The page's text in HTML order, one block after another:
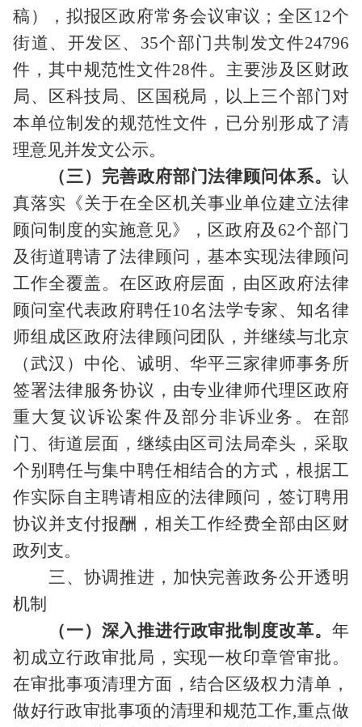
稿），拟报区政府常务会议审议；全区12个
街道、开发区、 35个部门共制发文件24796
件，其中规范性文件28件。主要涉及区财政
局、区科技局、区国税局，以上三个部门对
本单位制发的规范性文件，已分别形成了清
理意见并发文公示。
（三）完善政府部门法律顾问体系。 认
真落实《关于在全区机关事业单位建立法律
顾问制度的实施意见》，区政府及 62个部门
及街道聘请了法律顾问，基本实现法律顾问
工作全覆盖。在区政府层面，由区政府法律
顾问室代表政府聘任10名法学专家、知名律
师组成区政府法律顾问团队，并继续与北京
（武汉）中伦、诚明、华平三家律师事务所
签署法律服务协议，由专业律师代理区政府
重大复议诉讼案件及部分非诉业务。在部
门、街道层面，继续由区司法局牵头，采取
个别聘任与集中聘任相结合的方式，根据工
作实际自主聘请相应的法律顾问，签订聘用
协议并支付报酬，相关工作经费全部由区财
政列支。
三、协调推进，加快完善政务公开透明
机制
（一）深入推进行政审批制度改革。 年
初成立行政审批局，实现一枚印章管审批。
在审批事项清理方面，结合区级权力清单，
做好行政审批事项的清理和规范工作,重点做